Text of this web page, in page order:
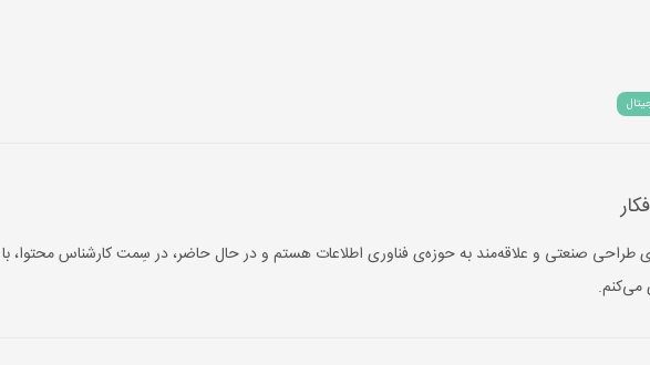
طراحی صنعتی و علاقه‌مند به حوزه‌‌ی فناوری اطلاعات هستم و در حال حاضر، در سِمت کارشناس محتوا، با
می‌کنم.